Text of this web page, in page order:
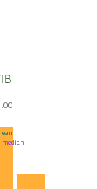
median